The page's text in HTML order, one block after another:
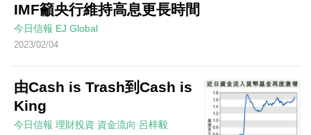
IMF籲央行維持高息更長時間
今日信報 EJ Global
2023/02/04
由Cash is Trash到Cash is
King
今日信報 理財投資 資金流向 呂梓毅